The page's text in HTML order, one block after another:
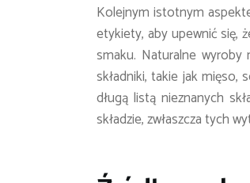
Kolejnym istotnym
etykiety, aby upewnić się,
smaku. Naturalne
składniki, takie jak mięso,
długą listą nieznanych
składzie, zwłaszcza tych